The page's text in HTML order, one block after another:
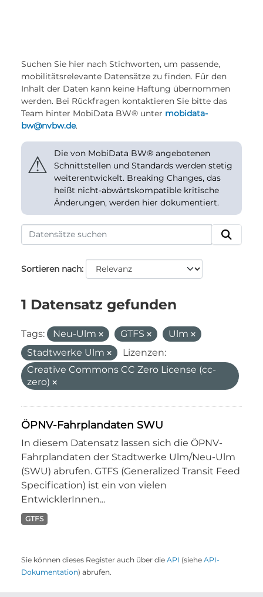
Suchen Sie hier nach Stichworten, um passende,
mobilitätsrelevante Datensätze zu finden. Für den
Inhalt der Daten kann keine Haftung übernommen
werden. Bei Rückfragen kontaktieren Sie bitte das
Team hinter MobiData BW® unter mobidata-
bw@nvbw.de.
⚠
Die von MobiData BW® angebotenen
Schnittstellen und Standards werden stetig
weiterentwickelt. Breaking Changes, das
heißt nicht-abwärtskompatible kritische
Änderungen, werden hier dokumentiert.
Sortieren nach
1 Datensatz gefunden
Tags: Neu-Ulm GTFS
Ulm
Stadtwerke Ulm
Lizenzen:
Creative Commons CC Zero License (cc-
zero)
ÖPNV-Fahrplandaten SWU
In diesem Datensatz lassen sich die ÖPNV-
Fahrplandaten der Stadtwerke Ulm/Neu-Ulm
(SWU) abrufen. GTFS (Generalized Transit Feed
Specification) ist ein von vielen
EntwicklerInnen...
GTFS
Sie können dieses Register auch über die API (siehe API-
Dokumentation) abrufen.